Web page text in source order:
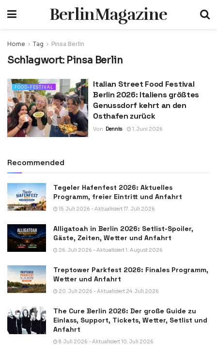
BerlinMagazine
Home Tag Pinsa Berlin
Schlagwort: Pinsa Berlin
FOOD-FESTIVAL
Italian Street Food Festival
Berlin 2026: Italiens größtes
Genussdorf kehrt an den
Osthafen zurück
Von Dennis 1. Juni 2026
Recommended
Tegeler Hafenfest 2026: Aktuelles
Programm, freier Eintritt und Anfahrt
15. Juli 2026 - Aktualisiert 17. Juli 2026
Alligatoah in Berlin 2026: Setlist-Spoiler,
Gäste, Zeiten, Wetter und Anfahrt
26. Juli 2026 - Aktualisiert 1. August 2026
Treptower Parkfest 2026: Finales Programm,
Wetter und Anfahrt
20. Juli 2026 - Aktualisiert 24. Juli 2026
The Cure Berlin 2026: Der große Guide zu
Einlass, Support, Tickets, Wetter, Setlist und
Anfahrt
8. Juli 2026 - Aktualisiert 10. Juli 2026